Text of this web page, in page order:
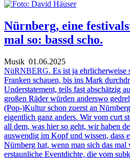
Nürnberg, eine
mal so: bassd scho.
Musik 01.06.2025
NüRNBERG. Es ist ja ehrlicherweise
Franken schauen, bis ins Mark
Understatement, teils fast abschätzig
großen Räder würden anderswo
(Pop-)Kultur schon zuerst an
eigentlich ganz anders. Wir vom curt
all dem, was hier so geht, wir haben
auswendig im Kopf und wissen, dass
Nürnberg hat, wenn man sich das mal
erstaunliche Eventdichte, die vom